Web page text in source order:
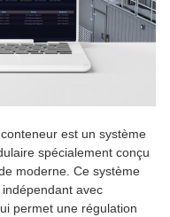
est un système
spécialement conçu
moderne. Ce système
avec
permet une régulation